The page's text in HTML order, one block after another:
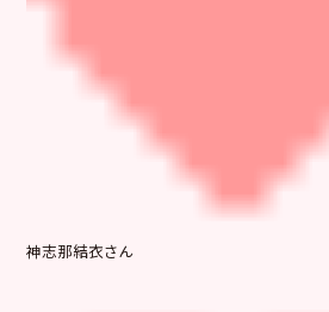
神志那結衣さん